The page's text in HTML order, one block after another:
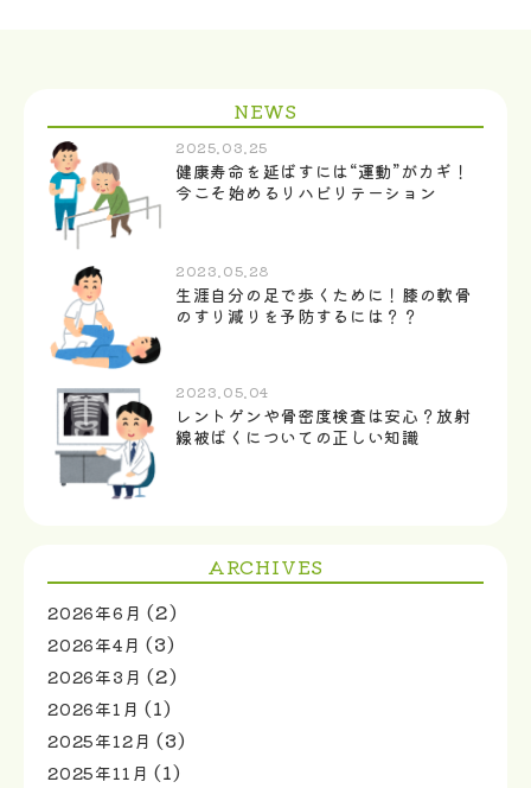
NEWS
2025.03.25
健康寿命を延ばすには“運動”がカギ！
今こそ始めるリハビリテーション
2023.05.28
生涯自分の足で歩くために！膝の軟骨
のすり減りを予防するには？？
2023.05.04
レントゲンや骨密度検査は安心？放射
線被ばくについての正しい知識
ARCHIVES
2026年6月 (2)
2026年4月 (3)
2026年3月 (2)
2026年1月 (1)
2025年12月 (3)
2025年11月 (1)